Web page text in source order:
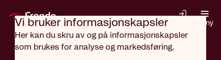
Vi bruker informasjons­kapsler
Her kan du skru av og på informasjonskapsler
som brukes for analyse og markedsføring.
Gå til hovedinnhold
Meny